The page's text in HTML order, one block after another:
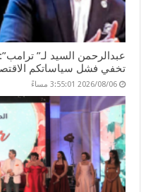
عبدالرحمن السيد لـ”
تخفي فشل سياساتكم
2026/08/06 3:55:01 مساءً